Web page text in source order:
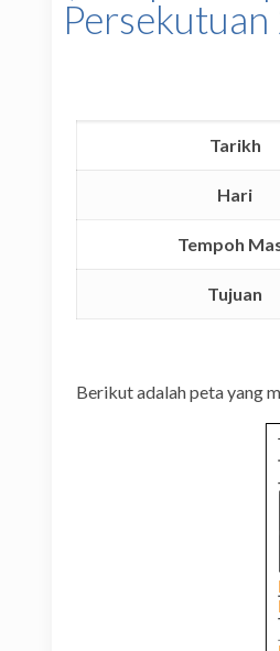
Tarikh
Hari
Tempoh
Tujuan
Berikut adalah peta yang